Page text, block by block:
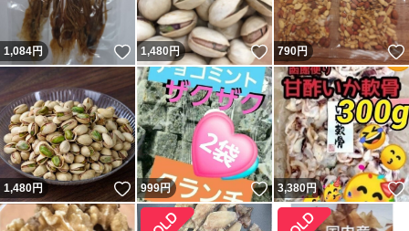
1,084円 いいね！
1,480円 いいね！
790円
1,480円 いいね！
999円 いいね！
3,380円